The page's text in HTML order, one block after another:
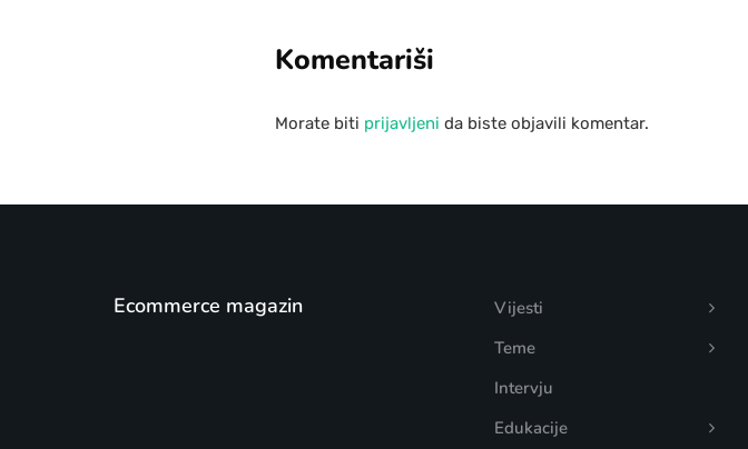
Komentariši
Morate biti prijavljeni da biste objavili komentar.
Ecommerce magazin
Vijesti
Teme
Intervju
Edukacije